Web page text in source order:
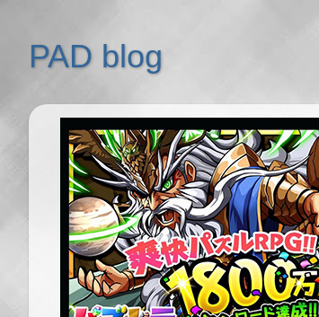
PAD blog